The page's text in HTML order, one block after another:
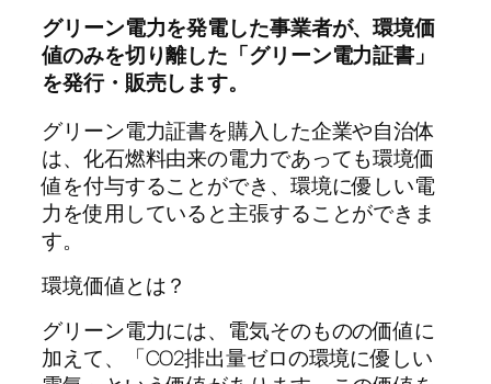
グリーン電力を発電した事業者が、環境価
値のみを切り離した「グリーン電力証書」
を発行・販売します。
グリーン電力証書を購入した企業や自治体
は、化石燃料由来の電力であっても環境価
値を付与することができ、環境に優しい電
力を使用していると主張することができま
す。
環境価値とは？
グリーン電力には、電気そのものの価値に
加えて、「CO2排出量ゼロの環境に優しい